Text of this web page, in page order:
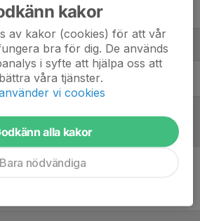
Tränare
kakor
av kakor (cookies) för att vår
bra för dig. De används
i syfte att hjälpa oss att
våra tjänster.
vi cookies
alla kakor
Bara nödvändiga